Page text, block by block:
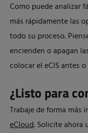
Como puede analizar
más rápidamente las
todo su proceso.
encienden o apagan
colocar el eCIS antes
¿Listo para
Trabaje de forma más
eCloud. Solicite ahora